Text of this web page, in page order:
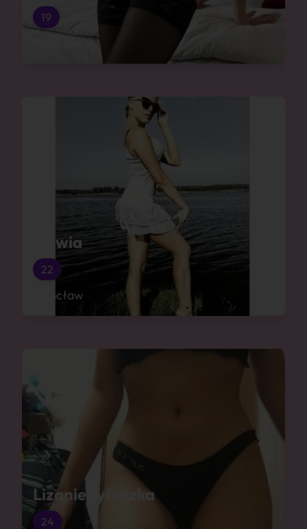
19
Sylwia
22
Wrocław
Lizanie tyłeczka
24